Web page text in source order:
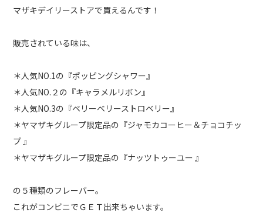
マザキデイリーストアで買えるんです！
販売されている味は、
＊人気NO.1の『ポッピングシャワー』
＊人気NO.２の『キャラメルリボン』
＊人気NO.3の『ベリーベリーストロベリー』
＊ヤマザキグループ限定品の『ジャモカコーヒー＆チョコチッ
プ 』
＊ヤマザキグループ限定品の『ナッツトゥーユー 』
の５種類のフレーバー。
これがコンビニでＧＥＴ出来ちゃいます。